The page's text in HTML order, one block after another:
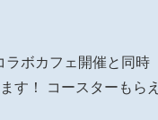
ラボカフェ開催と同時
す！ コースターもらえ